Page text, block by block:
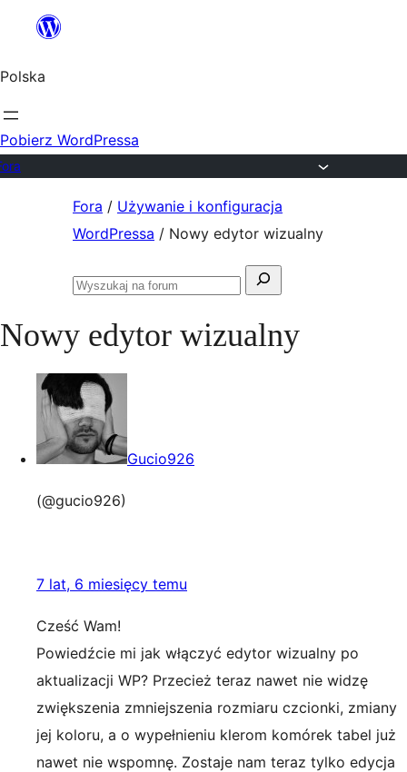
Przejdź
treści
Polska
Pobierz WordPressa
Fora / Używanie i konfiguracja
WordPressa / Nowy edytor wizualny
Szukaj:
Przeszukaj
Nowy edytor wizualny
Gucio926
(@gucio926)
7 lat, 6 miesięcy temu
Cześć Wam!
Powiedźcie mi jak włączyć edytor wizualny po
aktualizacji WP? Przecież teraz nawet nie widzę
zwiększenia zmniejszenia rozmiaru czcionki, zmiany
jej koloru, a o wypełnieniu klerom komórek tabel już
nawet nie wspomnę. Zostaje nam teraz tylko edycja